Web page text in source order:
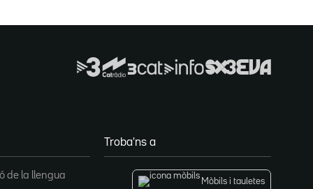
de la llengua
Troba'ns a
Mòbils i tauletes